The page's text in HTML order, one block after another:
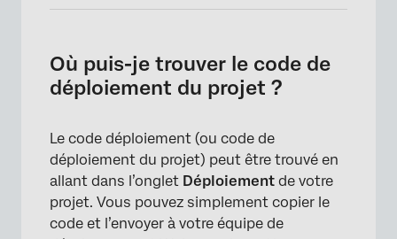
Où puis-je trouver le code de
déploiement du projet ?
Le code déploiement (ou code de
déploiement du projet) peut être trouvé en
allant dans l’onglet Déploiement de votre
projet. Vous pouvez simplement copier le
code et l’envoyer à votre équipe de